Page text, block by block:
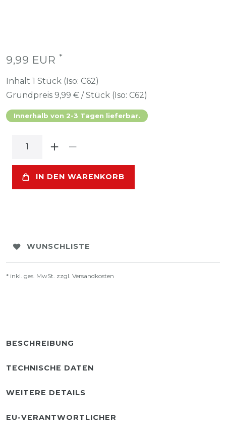
9,99 EUR *
Inhalt 1 Stück (Iso: C62)
Grundpreis 9,99 € / Stück (Iso: C62)
Innerhalb von 2-3 Tagen lieferbar.
IN DEN WARENKORB
WUNSCHLISTE
* inkl. ges. MwSt. zzgl. Versandkosten
BESCHREIBUNG
TECHNISCHE DATEN
WEITERE DETAILS
EU-VERANTWORTLICHER